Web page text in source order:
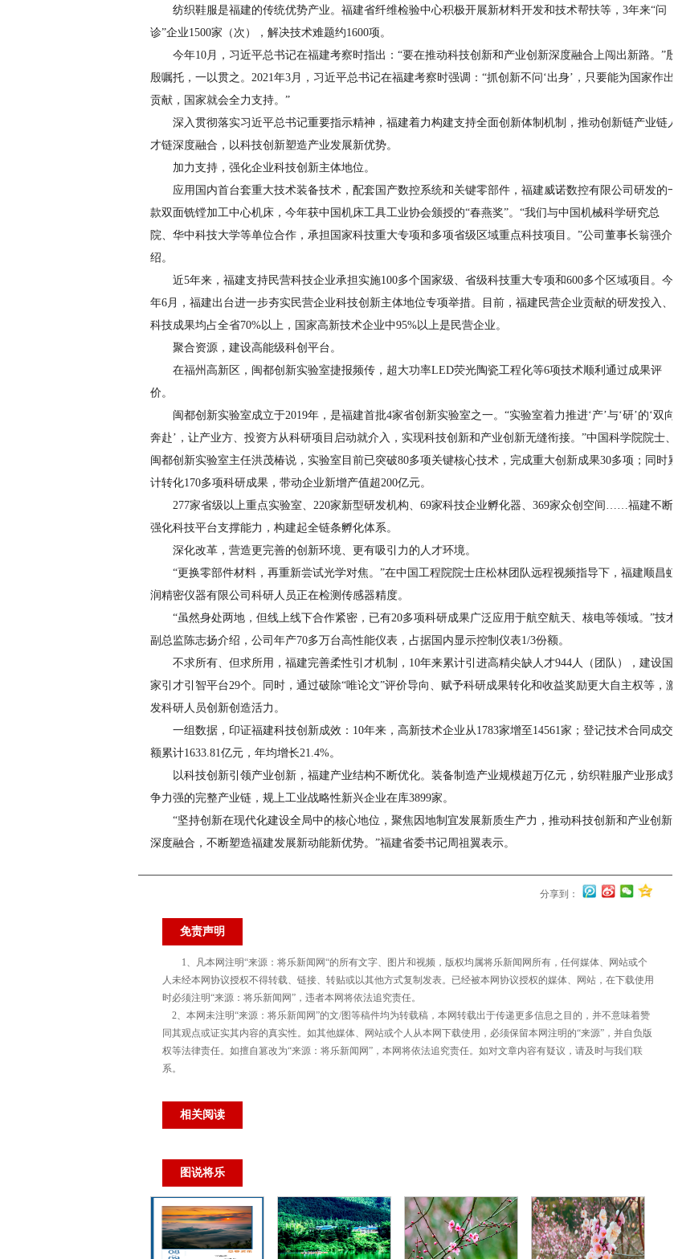
纺织鞋服是福建的传统优势产业。福建省纤维检验中心积极开展新材料开发和技术帮扶等，3年来“问
诊”企业1500家（次），解决技术难题约1600项。
今年10月，习近平总书记在福建考察时指出：“要在推动科技创新和产业创新深度融合上闯出新路。”殷
殷嘱托，一以贯之。2021年3月，习近平总书记在福建考察时强调：“抓创新不问‘出身’，只要能为国家作出
贡献，国家就会全力支持。”
深入贯彻落实习近平总书记重要指示精神，福建着力构建支持全面创新体制机制，推动创新链产业链人
才链深度融合，以科技创新塑造产业发展新优势。
加力支持，强化企业科技创新主体地位。
应用国内首台套重大技术装备技术，配套国产数控系统和关键零部件，福建威诺数控有限公司研发的一
款双面铣镗加工中心机床，今年获中国机床工具工业协会颁授的“春燕奖”。“我们与中国机械科学研究总
院、华中科技大学等单位合作，承担国家科技重大专项和多项省级区域重点科技项目。”公司董事长翁强介
绍。
近5年来，福建支持民营科技企业承担实施100多个国家级、省级科技重大专项和600多个区域项目。今
年6月，福建出台进一步夯实民营企业科技创新主体地位专项举措。目前，福建民营企业贡献的研发投入、
科技成果均占全省70%以上，国家高新技术企业中95%以上是民营企业。
聚合资源，建设高能级科创平台。
在福州高新区，闽都创新实验室捷报频传，超大功率LED荧光陶瓷工程化等6项技术顺利通过成果评
价。
闽都创新实验室成立于2019年，是福建首批4家省创新实验室之一。“实验室着力推进‘产’与‘研’的‘双向
奔赴’，让产业方、投资方从科研项目启动就介入，实现科技创新和产业创新无缝衔接。”中国科学院院士、
闽都创新实验室主任洪茂椿说，实验室目前已突破80多项关键核心技术，完成重大创新成果30多项；同时累
计转化170多项科研成果，带动企业新增产值超200亿元。
277家省级以上重点实验室、220家新型研发机构、69家科技企业孵化器、369家众创空间……福建不断
强化科技平台支撑能力，构建起全链条孵化体系。
深化改革，营造更完善的创新环境、更有吸引力的人才环境。
“更换零部件材料，再重新尝试光学对焦。”在中国工程院院士庄松林团队远程视频指导下，福建顺昌虹
润精密仪器有限公司科研人员正在检测传感器精度。
“虽然身处两地，但线上线下合作紧密，已有20多项科研成果广泛应用于航空航天、核电等领域。”技术
副总监陈志扬介绍，公司年产70多万台高性能仪表，占据国内显示控制仪表1/3份额。
不求所有、但求所用，福建完善柔性引才机制，10年来累计引进高精尖缺人才944人（团队），建设国
家引才引智平台29个。同时，通过破除“唯论文”评价导向、赋予科研成果转化和收益奖励更大自主权等，激
发科研人员创新创造活力。
一组数据，印证福建科技创新成效：10年来，高新技术企业从1783家增至14561家；登记技术合同成交
额累计1633.81亿元，年均增长21.4%。
以科技创新引领产业创新，福建产业结构不断优化。装备制造产业规模超万亿元，纺织鞋服产业形成竞
争力强的完整产业链，规上工业战略性新兴企业在库3899家。
“坚持创新在现代化建设全局中的核心地位，聚焦因地制宜发展新质生产力，推动科技创新和产业创新
深度融合，不断塑造福建发展新动能新优势。”福建省委书记周祖翼表示。
分享到：
免责声明
1、凡本网注明“来源：将乐新闻网“的所有文字、图片和视频，版权均属将乐新闻网所有，任何媒体、网站或个
人未经本网协议授权不得转载、链接、转贴或以其他方式复制发表。已经被本网协议授权的媒体、网站，在下载使用
时必须注明“来源：将乐新闻网”，违者本网将依法追究责任。
2、本网未注明“来源：将乐新闻网”的文/图等稿件均为转载稿，本网转载出于传递更多信息之目的，并不意味着赞
同其观点或证实其内容的真实性。如其他媒体、网站或个人从本网下载使用，必须保留本网注明的“来源”，并自负版
权等法律责任。如擅自篡改为“来源：将乐新闻网”，本网将依法追究责任。如对文章内容有疑议，请及时与我们联
系。
相关阅读
图说将乐